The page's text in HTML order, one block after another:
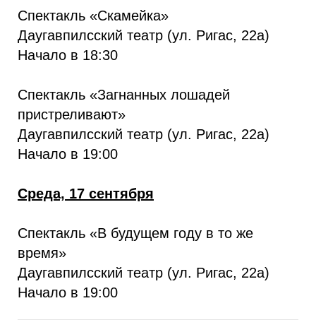
Спектакль «Скамейка»
Даугавпилсский театр (ул. Ригас, 22а)
Начало в 18:30
Спектакль «Загнанных лошадей
пристреливают»
Даугавпилсский театр (ул. Ригас, 22а)
Начало в 19:00
Среда, 17 сентября
Спектакль «В будущем году в то же
время»
Даугавпилсский театр (ул. Ригас, 22а)
Начало в 19:00